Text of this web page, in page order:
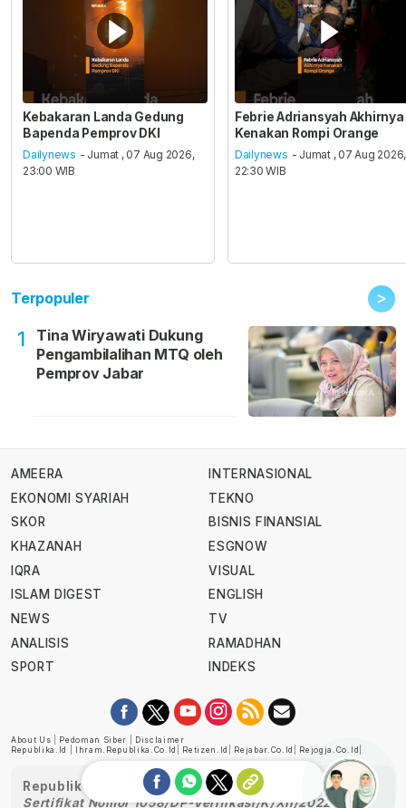
Kebakaran Landa Gedung
Bapenda Pemprov DKI
Dailynews - Jumat , 07 Aug 2026,
23:00 WIB
Febrie Adriansyah Akhirnya
Kenakan Rompi Orange
Dailynews - Jumat , 07 Aug 2026,
22:30 WIB
Terpopuler >
1
Tina Wiryawati Dukung
Pengambilalihan MTQ oleh
Pemprov Jabar
AMEERA
EKONOMI SYARIAH
SKOR
KHAZANAH
IQRA
ISLAM DIGEST
NEWS
ANALISIS
SPORT
INTERNASIONAL
TEKNO
BISNIS FINANSIAL
ESGNOW
VISUAL
ENGLISH
TV
RAMADHAN
INDEKS
About Us Pedoman Siber
Disclaimer
Republika.id
Ihram.republika.co.id Retizen.id Rejabar.co.id Rejogja.co.id
Republika telah diverifikasi oleh Dewan Pers
Sertifikat Nomor 1058/DP-Verifikasi/K/XII/2022